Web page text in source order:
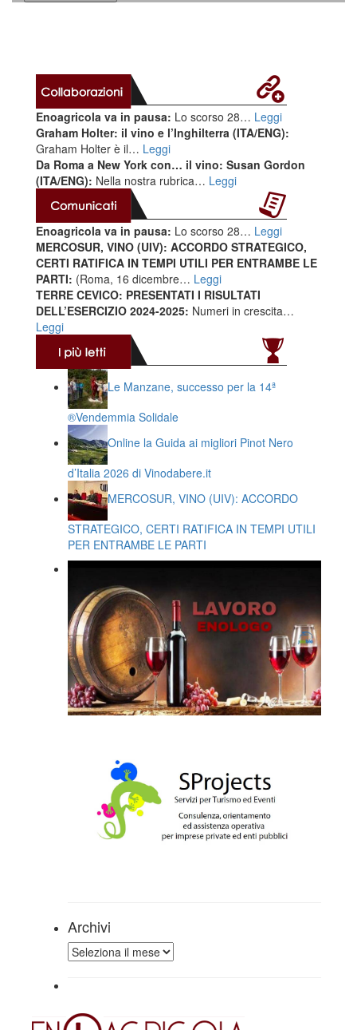
Enoagricola va in pausa: Lo scorso 28… Leggi
Graham Holter: il vino e l’Inghilterra (ITA/ENG):
Graham Holter è il… Leggi
Da Roma a New York con… il vino: Susan Gordon
(ITA/ENG): Nella nostra rubrica… Leggi
Enoagricola va in pausa: Lo scorso 28… Leggi
MERCOSUR, VINO (UIV): ACCORDO STRATEGICO,
CERTI RATIFICA IN TEMPI UTILI PER ENTRAMBE LE
PARTI: (Roma, 16 dicembre… Leggi
TERRE CEVICO: PRESENTATI I RISULTATI
DELL’ESERCIZIO 2024-2025: Numeri in crescita…
Leggi
Le Manzane, successo per la 14ª
®️Vendemmia Solidale
Online la Guida ai migliori Pinot Nero
d’Italia 2026 di Vinodabere.it
MERCOSUR, VINO (UIV): ACCORDO
STRATEGICO, CERTI RATIFICA IN TEMPI UTILI
PER ENTRAMBE LE PARTI
Archivi
Archivi